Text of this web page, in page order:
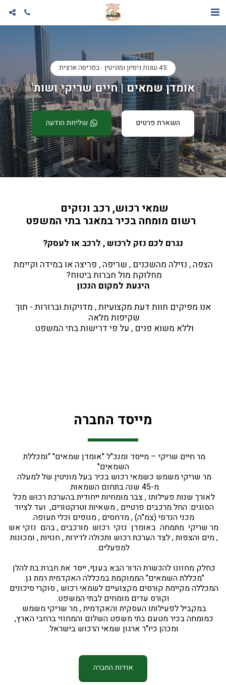
45 שנות ניסיון ומוניטין · בפריסה ארצית
אומדן שמאים | חיים שריקי ושות'
השארת פרטים שליחת הודעה
שמאי רכוש, רכב ונזקים
רשום מומחה בכיר במאגר בתי המשפט
נגרם לכם נזק לרכוש , לרכב או לעסק?
מחלוקת מול חברות ביטוח?
היגעת למקום הנכון
שקיפות מלאה
וללא משוא פנים , על פי דרישות בתי המשפט.
מייסד החברה
מר חיים שריקי – מייסד ומנכ"ל "אומדן שמאים" "ומכללת
השמאים"
מ-45 שנה בתחום השמאות.
מכני הנדסי (צמ"ה) , מדחסים , מנופים וכלי תעופה.
, מים והצפות , לצד הערכת רכוש ותכולה לדירות , חנויות , ומכונות
למפעלים.
"מכללת השמאים" הממוקמת במכללה האקדמית רמת גן.
וקורס עדים מומחים לבתי המשפט.
ומכהן כיו"ר ארגון שמאי הרכוש בישראל.
אודות החברה